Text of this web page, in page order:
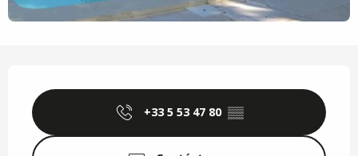
+33 5 53 47 80 ▒▒